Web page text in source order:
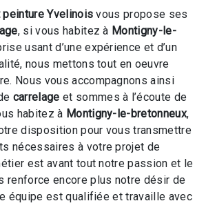
peinture Yvelinois vous propose ses
, si vous habitez à Montigny-le-
usant d’une expérience et d’un
nous mettons tout en oeuvre
Nous vous accompagnons ainsi
carrelage et sommes à l’écoute de
habitez à Montigny-le-bretonneux,
disposition pour vous transmettre
nécessaires à votre projet de
est avant tout notre passion et le
renforce encore plus notre désir de
équipe est qualifiée et travaille avec